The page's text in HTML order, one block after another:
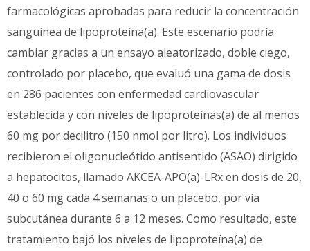
farmacológicas aprobadas para reducir la concentración
sanguínea de lipoproteína(a). Este escenario podría
cambiar gracias a un ensayo aleatorizado, doble ciego,
controlado por placebo, que evaluó una gama de dosis
en 286 pacientes con enfermedad cardiovascular
establecida y con niveles de lipoproteínas(a) de al menos
60 mg por decilitro (150 nmol por litro). Los individuos
recibieron el oligonucleótido antisentido (ASAO) dirigido
a hepatocitos, llamado AKCEA-APO(a)-LRx en dosis de 20,
40 o 60 mg cada 4 semanas o un placebo, por vía
subcutánea durante 6 a 12 meses. Como resultado, este
tratamiento bajó los niveles de lipoproteína(a) de